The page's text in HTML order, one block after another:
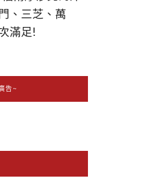
、三芝、萬
滿足!
告~